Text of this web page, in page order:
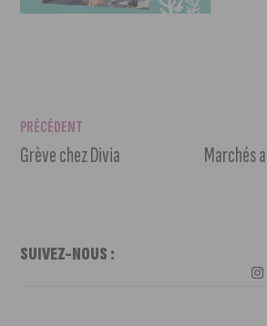
PRÉCÉDENT
Grève chez Divia
SUIVEZ-NOUS :